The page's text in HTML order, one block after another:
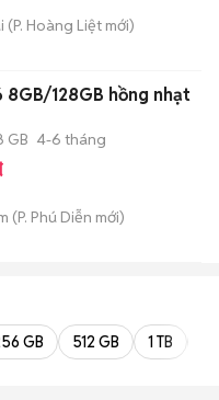
(P. Hoàng Liệt mới)
8GB/128GB hồng nhạt
GB 4-6 tháng
(P. Phú Diễn mới)
GB 512 GB 1 TB